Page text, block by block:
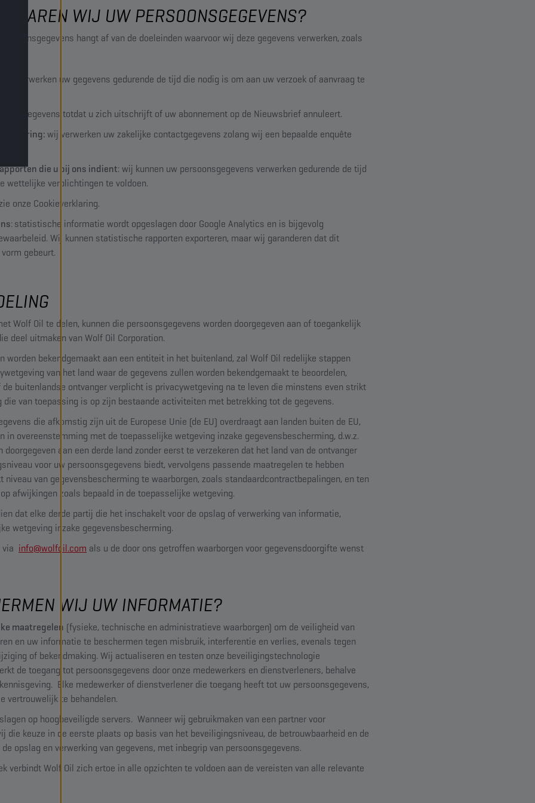
WIJ UW PERSOONSGEGEVENS?
hangt af van de doeleinden waarvoor wij deze gegevens verwerken, zoals
wij verwerken uw gegevens gedurende de tijd die nodig is om aan uw verzoek of aanvraag te
uw gegevens totdat u zich uitschrijft of uw abonnement op de Nieuwsbrief annuleert.
wij verwerken uw zakelijke contactgegevens zolang wij een bepaalde enquête
die u bij ons indient: wij kunnen uw persoonsgegevens verwerken gedurende de tijd
wettelijke verplichtingen te voldoen.
onze Cookieverklaring.
: statistische informatie wordt opgeslagen door Google Analytics en is bijgevolg
Wij kunnen statistische rapporten exporteren, maar wij garanderen dat dit
gebeurt.
Wolf Oil te delen, kunnen die persoonsgegevens worden doorgegeven aan of toegankelijk
deel uitmaken van Wolf Oil Corporation.
worden bekendgemaakt aan een entiteit in het buitenland, zal Wolf Oil redelijke stappen
van het land waar de gegevens zullen worden bekendgemaakt te beoordelen,
buitenlandse ontvanger verplicht is privacywetgeving na te leven die minstens even strikt
van toepassing is op zijn bestaande activiteiten met betrekking tot de gegevens.
die afkomstig zijn uit de Europese Unie (de EU) overdraagt aan landen buiten de EU,
in overeenstemming met de toepasselijke wetgeving inzake gegevensbescherming, d.w.z.
doorgegeven aan een derde land zonder eerst te verzekeren dat het land van de ontvanger
voor uw persoonsgegevens biedt, vervolgens passende maatregelen te hebben
niveau van gegevensbescherming te waarborgen, zoals standaardcontractbepalingen, en ten
afwijkingen zoals bepaald in de toepasselijke wetgeving.
dat elke derde partij die het inschakelt voor de opslag of verwerking van informatie,
wetgeving inzake gegevensbescherming.
info@wolfoil.com als u de door ons getroffen waarborgen voor gegevensdoorgifte wenst
WIJ UW INFORMATIE?
maatregelen (fysieke, technische en administratieve waarborgen) om de veiligheid van
en uw informatie te beschermen tegen misbruik, interferentie en verlies, evenals tegen
of bekendmaking. Wij actualiseren en testen onze beveiligingstechnologie
de toegang tot persoonsgegevens door onze medewerkers en dienstverleners, behalve
Elke medewerker of dienstverlener die toegang heeft tot uw persoonsgegevens,
vertrouwelijk te behandelen.
op hoogbeveiligde servers. Wanneer wij gebruikmaken van een partner voor
die keuze in de eerste plaats op basis van het beveiligingsniveau, de betrouwbaarheid en de
opslag en verwerking van gegevens, met inbegrip van persoonsgegevens.
verbindt Wolf Oil zich ertoe in alle opzichten te voldoen aan de vereisten van alle relevante